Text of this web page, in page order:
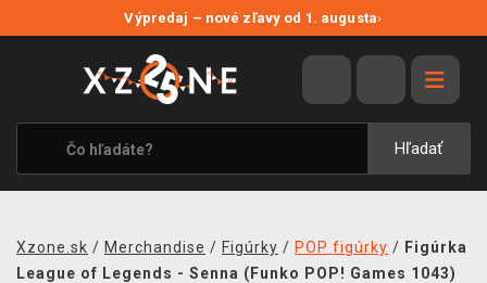
Výpredaj – nové zľavy od 1. augusta›
Hľadať
VÝPREDAJ
VIDEOHRY
XZONE ORIGINALS
TEMATIKY
MERCHANDISE
Xzone.sk / Merchandise / Figúrky / POP figúrky / Figúrka
League of Legends - Senna (Funko POP! Games 1043)